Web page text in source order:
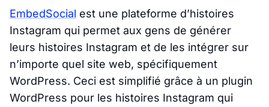
EmbedSocial est une plateforme d’histoires
Instagram qui permet aux gens de générer
leurs histoires Instagram et de les intégrer sur
n’importe quel site web, spécifiquement
WordPress. Ceci est simplifié grâce à un plugin
WordPress pour les histoires Instagram qui